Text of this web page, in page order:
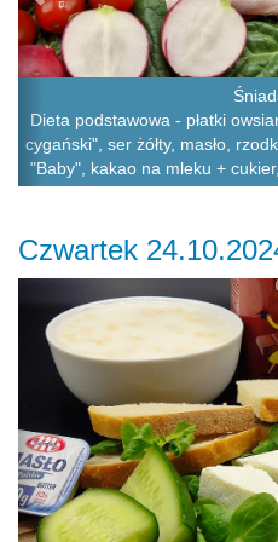
Dieta podstawowa - płatki
cygański", ser żółty, masło,
"Baby", kakao na mleku +
Czwartek
Previous